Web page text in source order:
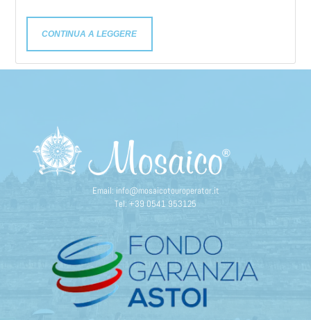
CONTINUA A LEGGERE
Email: info@mosaicotouroperator.it
Tel: +39 0541 953125